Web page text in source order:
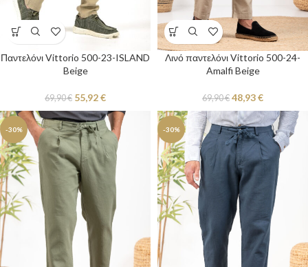
Παντελόνι Vittorio 500-23-ISLAND
Beige
69,90€ 55,92€
Λινό παντελόνι Vittorio 500-24-
Amalfi Beige
69,90€ 48,93€
-30% -30%